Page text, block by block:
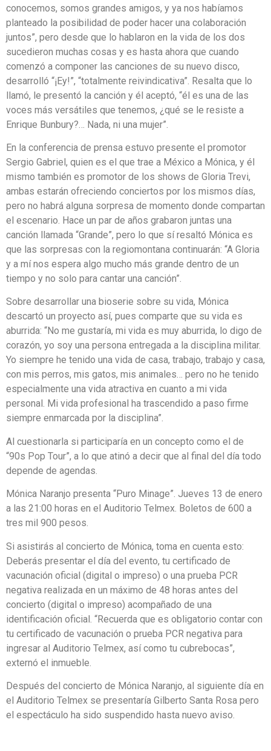
conocemos, somos grandes amigos, y ya nos habíamos
planteado la posibilidad de poder hacer una colaboración
juntos”, pero desde que lo hablaron en la vida de los dos
sucedieron muchas cosas y es hasta ahora que cuando
comenzó a componer las canciones de su nuevo disco,
desarrolló “¡Ey!”, “totalmente reivindicativa”. Resalta que lo
llamó, le presentó la canción y él aceptó, “él es una de las
voces más versátiles que tenemos, ¿qué se le resiste a
Enrique Bunbury?… Nada, ni una mujer”.
En la conferencia de prensa estuvo presente el promotor
Sergio Gabriel, quien es el que trae a México a Mónica, y él
mismo también es promotor de los shows de Gloria Trevi,
ambas estarán ofreciendo conciertos por los mismos días,
pero no habrá alguna sorpresa de momento donde compartan
el escenario. Hace un par de años grabaron juntas una
canción llamada “Grande”, pero lo que sí resaltó Mónica es
que las sorpresas con la regiomontana continuarán: “A Gloria
y a mí nos espera algo mucho más grande dentro de un
tiempo y no solo para cantar una canción”.
Sobre desarrollar una bioserie sobre su vida, Mónica
descartó un proyecto así, pues comparte que su vida es
aburrida: “No me gustaría, mi vida es muy aburrida, lo digo de
corazón, yo soy una persona entregada a la disciplina militar.
Yo siempre he tenido una vida de casa, trabajo, trabajo y casa,
con mis perros, mis gatos, mis animales… pero no he tenido
especialmente una vida atractiva en cuanto a mi vida
personal. Mi vida profesional ha trascendido a paso firme
siempre enmarcada por la disciplina”.
Al cuestionarla si participaría en un concepto como el de
“90s Pop Tour”, a lo que atinó a decir que al final del día todo
depende de agendas.
Mónica Naranjo presenta “Puro Minage”. Jueves 13 de enero
a las 21:00 horas en el Auditorio Telmex. Boletos de 600 a
tres mil 900 pesos.
Si asistirás al concierto de Mónica, toma en cuenta esto:
Deberás presentar el día del evento, tu certificado de
vacunación oficial (digital o impreso) o una prueba PCR
negativa realizada en un máximo de 48 horas antes del
concierto (digital o impreso) acompañado de una
identificación oficial. “Recuerda que es obligatorio contar con
tu certificado de vacunación o prueba PCR negativa para
ingresar al Auditorio Telmex, así como tu cubrebocas”,
externó el inmueble.
Después del concierto de Mónica Naranjo, al siguiente día en
el Auditorio Telmex se presentaría Gilberto Santa Rosa pero
el espectáculo ha sido suspendido hasta nuevo aviso.